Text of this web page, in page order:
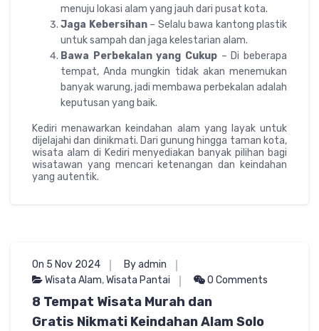
menuju lokasi alam yang jauh dari pusat kota.
Jaga Kebersihan– Selalu bawa kantong plastik
untuk sampah dan jaga kelestarian alam.
Bawa Perbekalan yang Cukup – Di beberapa
tempat, Anda mungkin tidak akan menemukan
banyak warung, jadi membawa perbekalan adalah
keputusan yang baik.
Kediri menawarkan keindahan alam yang layak untuk
dijelajahi dan dinikmati. Dari gunung hingga taman kota,
wisata alam di Kediri menyediakan banyak pilihan bagi
wisatawan yang mencari ketenangan dan keindahan
yang autentik.
On 5 Nov 2024
By admin
Wisata Alam,Wisata Pantai 0 Comments
8 Tempat Wisata Murah dan
Gratis Nikmati Keindahan Alam Solo